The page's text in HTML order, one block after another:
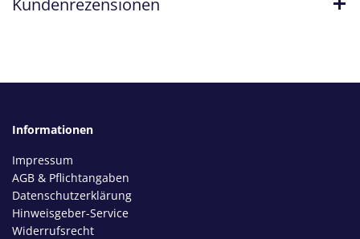
Informationen
Impressum
AGB & Pflichtangaben
Datenschutzerklärung
Hinweisgeber-Service
Widerrufsrecht